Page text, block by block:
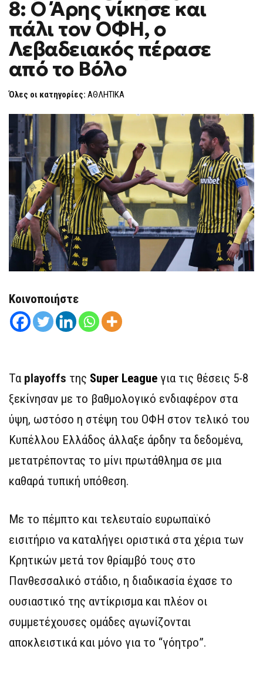
8:
Ο
ΆΡΗΣ
ΝΊΚΗΣΕ
ΚΑΙ
ΠΆΛΙ
ΤΟΝ
Ο
ΛΕΒΑΔΕΙΑΚΌΣ
ΑΠΌ
ΤΟ
ΒΌΛΟ
8: Ο Άρης νίκησε και
πάλι τον ΟΦΗ, ο
Λεβαδειακός πέρασε
από το Βόλο
Όλες οι κατηγορίες: ΑΘΛΗΤΙΚΑ
Κοινοποιήστε
Τα playoffs της Super League για τις θέσεις 5-8
ξεκίνησαν με το βαθμολογικό ενδιαφέρον στα
ύψη, ωστόσο η στέψη του ΟΦΗ στον τελικό του
Κυπέλλου Ελλάδος άλλαξε άρδην τα δεδομένα,
μετατρέποντας το μίνι πρωτάθλημα σε μια
καθαρά τυπική υπόθεση.
Με το πέμπτο και τελευταίο ευρωπαϊκό
εισιτήριο να καταλήγει οριστικά στα χέρια των
Κρητικών μετά τον θρίαμβό τους στο
Πανθεσσαλικό στάδιο, η διαδικασία έχασε το
ουσιαστικό της αντίκρισμα και πλέον οι
συμμετέχουσες ομάδες αγωνίζονται
αποκλειστικά και μόνο για το “γόητρο”.